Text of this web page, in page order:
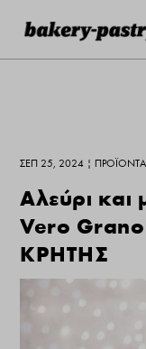
ΣΕΠ 25, 2024 |ΠΡΟΪΌΝΤΑ
Αλεύρι και
Vero
ΚΡΗΤΗΣ